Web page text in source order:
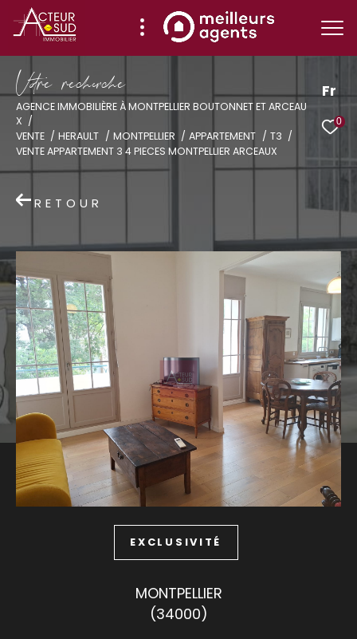
Fr
0
Vore recece
AGENCE IMMOBILIÈRE À MONTPELLIER BOUTONNET ET ARCEAU
X
VENTE
HERAULT MONTPELLIER APPARTEMENT
T3
VENTE APPARTEMENT 3 4 PIECES MONTPELLIER ARCEAUX
RETOUR
EXCLUSIVITÉ
MONTPELLIER
(34000)
Effectuer une recherche
et trouver le bien qui correspond à vos
critères
Type
de
bien
Type de bien
Ville
Budget
Budget
Surface
Surface
Pièces
Pièces
AFFINER LES CRITÈRES